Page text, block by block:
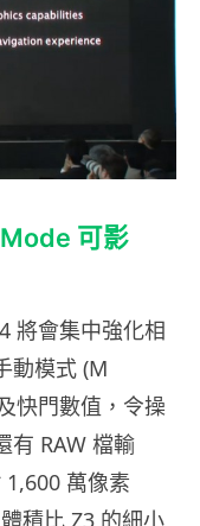
可影
將會集中強化相
動模式 (M
快門數值，令操
有 RAW 檔輸
萬像素
積比 Z3 的細小